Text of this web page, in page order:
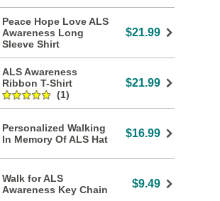
Peace Hope Love ALS
Awareness Long
Sleeve Shirt
$21.99
ALS Awareness
Ribbon T-Shirt
(1)
$21.99
Personalized Walking
In Memory Of ALS Hat
$16.99
Walk for ALS
Awareness Key Chain
$9.49